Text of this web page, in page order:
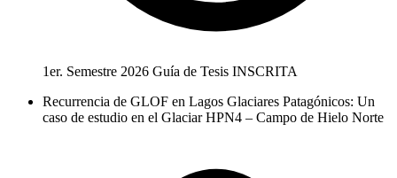
1er. Semestre 2026 Guía de Tesis INSCRITA
Recurrencia de GLOF en Lagos Glaciares Patagónicos: Un
caso de estudio en el Glaciar HPN4 – Campo de Hielo Norte